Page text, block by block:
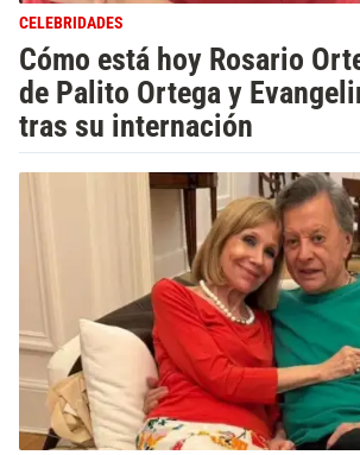
CELEBRIDADES
Cómo está hoy Rosario
de Palito Ortega y
tras su internación